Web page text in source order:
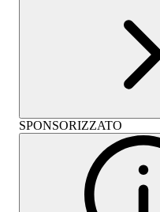
SPONSORIZZATO